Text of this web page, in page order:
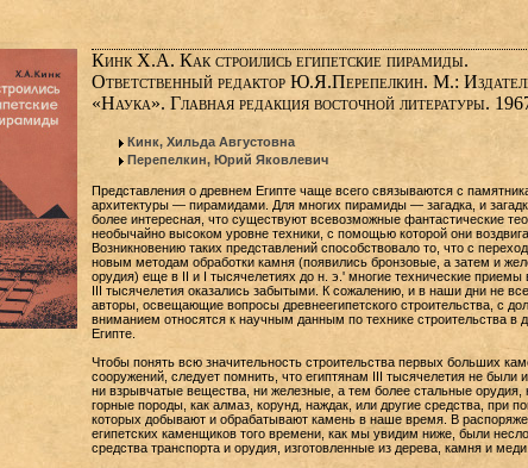
Кинк Х.А. Как строились египетские пирамиды.
Ответственный редактор Ю.Я.Перепелкин. М.:
«Наука». Главная редакция восточной литературы.
Кинк, Хильда Августовна
Перепелкин, Юрий Яковлевич
Представления о древнем Египте чаще всего связываются с
архитектуры — пирамидами. Для многих пирамиды — загадка, и
более интересная, что существуют всевозможные фантастические
необычайно высоком уровне техники, с помощью которой они
Возникновению таких представлений способствовало то, что с
новым методам обработки камня (появились бронзовые, а затем и
орудия) еще в II и I тысячелетиях до н. э.' многие технические приемы
III тысячелетия оказались забытыми. К сожалению, и в наши дни не все
авторы, освещающие вопросы древнеегипетского строительства, с
вниманием относятся к научным данным по технике строительства в
Египте.
Чтобы понять всю значительность строительства первых больших
сооружений, следует помнить, что египтянам III тысячелетия не были
ни взрывчатые вещества, ни железные, а тем более стальные орудия,
горные породы, как алмаз, корунд, наждак, или другие средства, при
которых добывают и обрабатывают камень в наше время. В
египетских каменщиков того времени, как мы увидим ниже, были
средства транспорта и орудия, изготовленные из дерева, камня и меди.